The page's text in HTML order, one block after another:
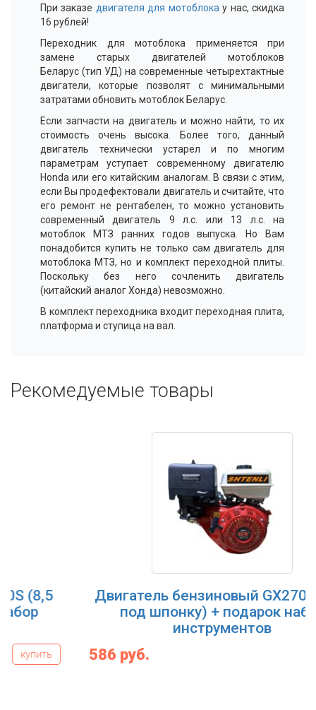
При заказе двигателя для мотоблокау нас, скидка
16 рублей!
Переходник для мотоблока применяется при
замене старых двигателей мотоблоков
Беларус (тип УД) на современные четырехтактные
двигатели, которые позволят с минимальными
затратами обновить мотоблок Беларус.
Если запчасти на двигатель и можно найти, то их
стоимость очень высока. Более того, данный
двигатель технически устарел и по многим
параметрам уступает современному двигателю
Honda или его китайским аналогам. В связи с этим,
если Вы продефектовали двигатель и считайте, что
его ремонт не рентабелен, то можно установить
современный двигатель 9 л.с. или 13 л.с. на
мотоблок МТЗ ранних годов выпуска. Но Вам
понадобится купить не только сам двигатель для
мотоблока МТЗ, но и комплект переходной плиты.
Поскольку без него сочленить двигатель
(китайский аналог Хонда) невозможно.
В комплект переходника входит переходная плита,
платформа и ступица на вал.
Рекомедуемые товары
Двигатель бензиновый GX270 (9л.с.,
под шпонку) + подарок набор
инструментов
586 руб.